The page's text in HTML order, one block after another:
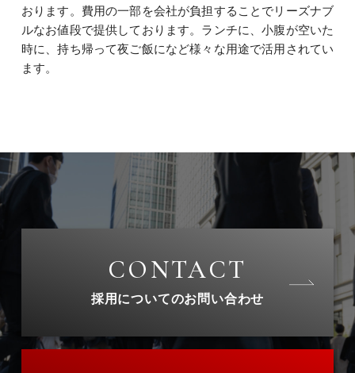
おります。費用の一部を会社が負担することでリーズナブ
ルなお値段で提供しております。ランチに、小腹が空いた
時に、持ち帰って夜ご飯になど様々な用途で活用されてい
ます。
CONTACT
採用についてのお問い合わせ